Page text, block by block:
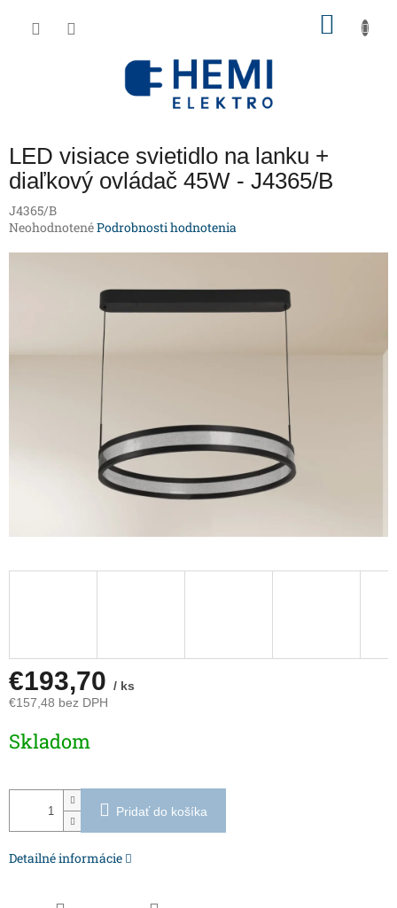
LED visiace svietidlo na lanku +
diaľkový ovládač 45W - J4365/B
J4365/B
Priemerné
NeohodnotenéPodrobnosti hodnotenia
€193,70 / ks
€157,48 bez DPH
cena:
Skladom
Pridať do košíka
Detailné informácie